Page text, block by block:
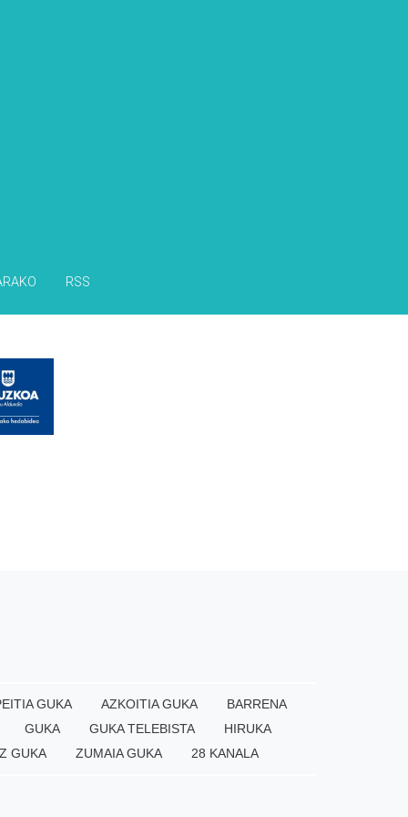
RSS
GUKA AZKOITIA GUKA
BARRENA
GUKA
GUKA TELEBISTA
HIRUKA
GUKA
ZUMAIA GUKA 28 KANALA